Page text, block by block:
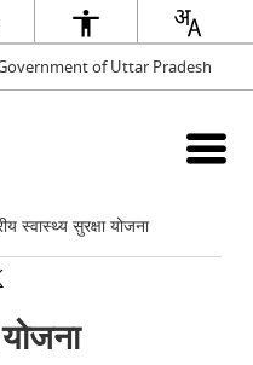
of Uttar Pradesh
स्वास्थ्य सुरक्षा योजना